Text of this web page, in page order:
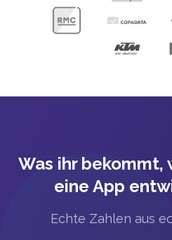
Was ihr bekommt,
eine App
Echte Zahlen aus